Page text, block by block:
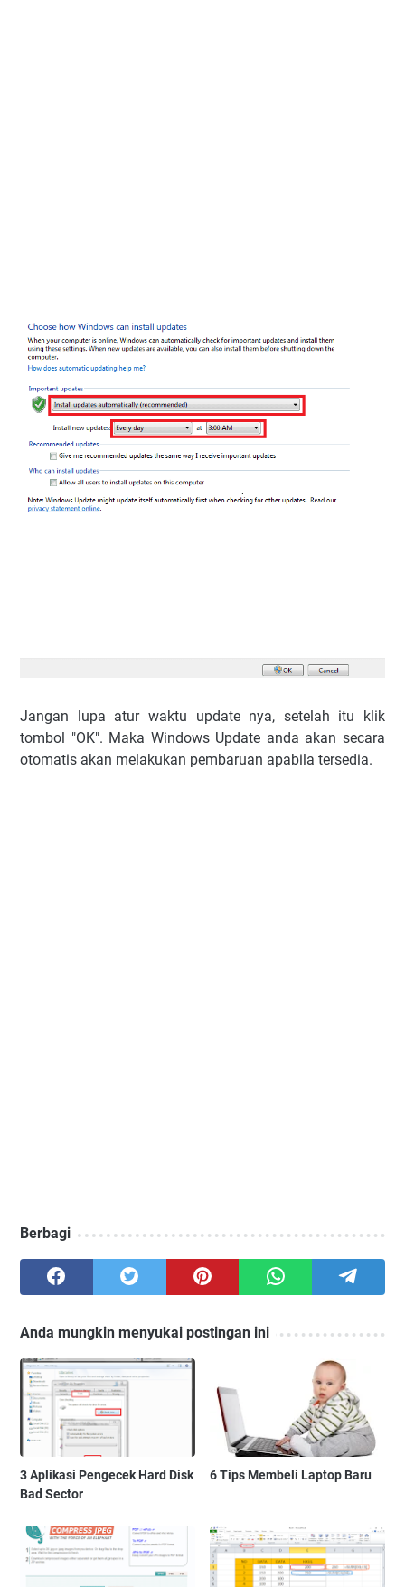
Jangan lupa atur waktu update nya, setelah itu klik
tombol "OK". Maka Windows Update anda akan secara
otomatis akan melakukan pembaruan apabila tersedia.
Berbagi
Anda mungkin menyukai postingan ini
3 Aplikasi Pengecek Hard Disk
Bad Sector
6 Tips Membeli Laptop Baru